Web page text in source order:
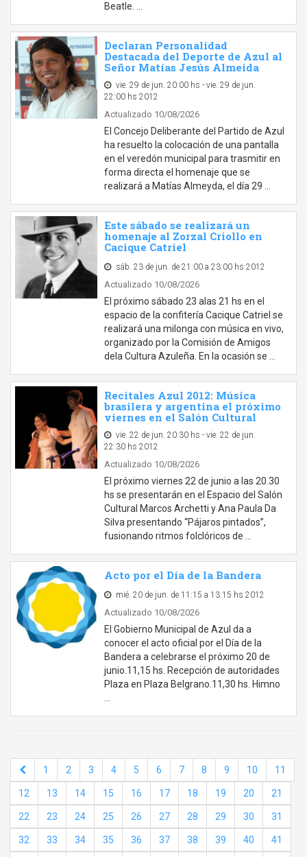
Beatle. …
Declaran Personalidad
Destacada del Deporte de Azul al
Señor Matías Jesús Almeida
vie. 29 de jun. 20:00 hs - vie. 29 de jun.
22:00 hs 2012
Actualizado 10/08/2026
El Concejo Deliberante del Partido de Azul
ha resuelto la colocación de una pantalla
en el veredón municipal para trasmitir en
forma directa el homenaje que se
realizará a Matías Almeyda, el día 29 …
Este sábado se realizará un
homenaje al Zorzal Criollo en
Cacique Catriel
sáb. 23 de jun. de 21:00 a 23:00 hs 2012
Actualizado 10/08/2026
El próximo sábado 23 alas 21 hs en el
espacio de la confitería Cacique Catriel se
realizará una milonga con música en vivo,
organizado por la Comisión de Amigos
dela Cultura Azuleña. En la ocasión se …
Recitales Azul 2012: Música
brasilera y argentina el próximo
viernes en el Salón Cultural
vie. 22 de jun. 20:30 hs - vie. 22 de jun.
22:30 hs 2012
Actualizado 10/08/2026
El próximo viernes 22 de junio a las 20.30
hs se presentarán en el Espacio del Salón
Cultural Marcos Archetti y Ana Paula Da
Silva presentando “Pájaros pintados”,
fusionando ritmos folclóricos de …
Acto por el Día de la Bandera
mié. 20 de jun. de 11:15 a 13:15 hs 2012
Actualizado 10/08/2026
El Gobierno Municipal de Azul da a
conocer el acto oficial por el Día de la
Bandera a celebrarse el próximo 20 de
junio.11,15 hs. Recepción de autoridades
Plaza en Plaza Belgrano.11,30 hs. Himno
1 2 3 4 5 6 7 8 9 10 11
12 13 14 15 16 17 18 19 20 21
22 23 24 25 26 27 28 29 30 31
32 33 34 35 36 37 38 39 40 41